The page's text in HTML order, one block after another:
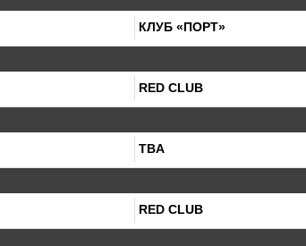
КЛУБ «ПОРТ»
RED CLUB
TBA
RED CLUB